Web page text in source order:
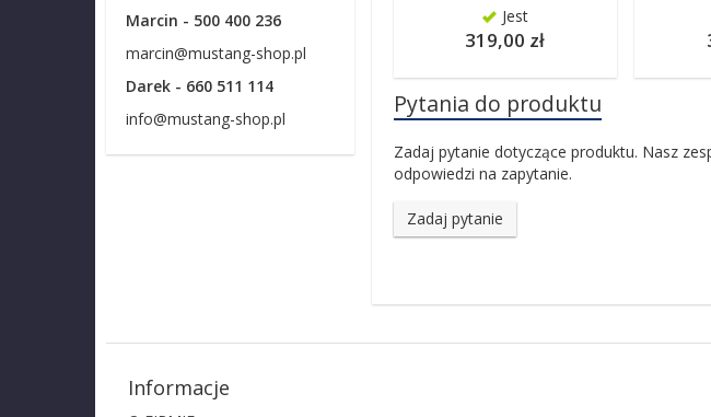
Jest
319,00 zł
Pytania do produktu
Zadaj pytanie dotyczące produktu. Nasz
odpowiedzi na zapytanie.
Zadaj pytanie
Marcin - 500 400 236
marcin@mustang-shop.pl
Darek - 660 511 114
info@mustang-shop.pl
Informacje